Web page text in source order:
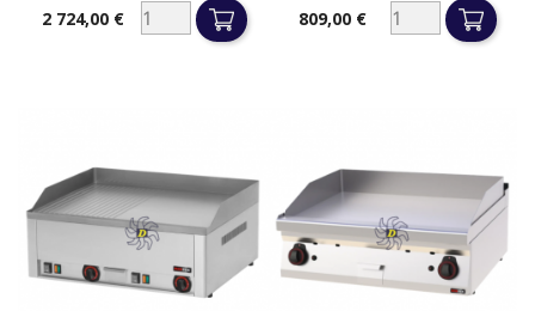
Prix2 724,00 €
Prix809,00 €